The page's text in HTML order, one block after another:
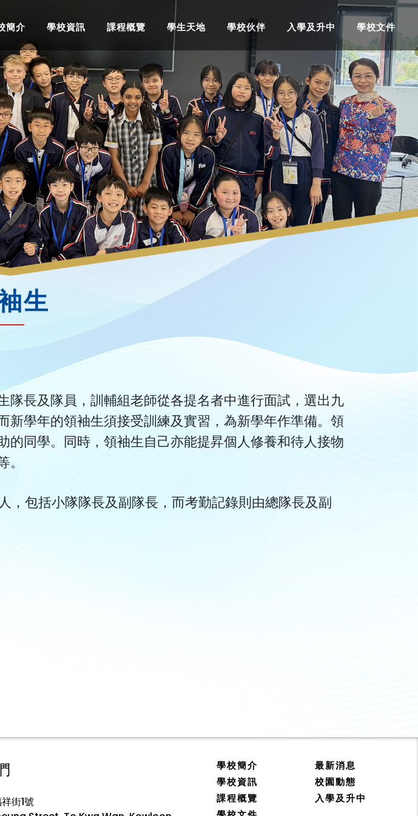
簡介 學校資訊 課程概覽 學生天地 學校伙伴 入學及升中 學校文件
生
長及隊員，訓輔組老師從各提名者中進行面試，選出九
學年的領袖生須接受訓練及實習，為新學年作準備。領
同學。同時，領袖生自己亦能提昇個人修養和待人接物
包括小隊隊長及副隊長，而考勤記錄則由總隊長及副
街1號
學校簡介
學校資訊
課程概覽
最新消息
校園動態
入學及升中